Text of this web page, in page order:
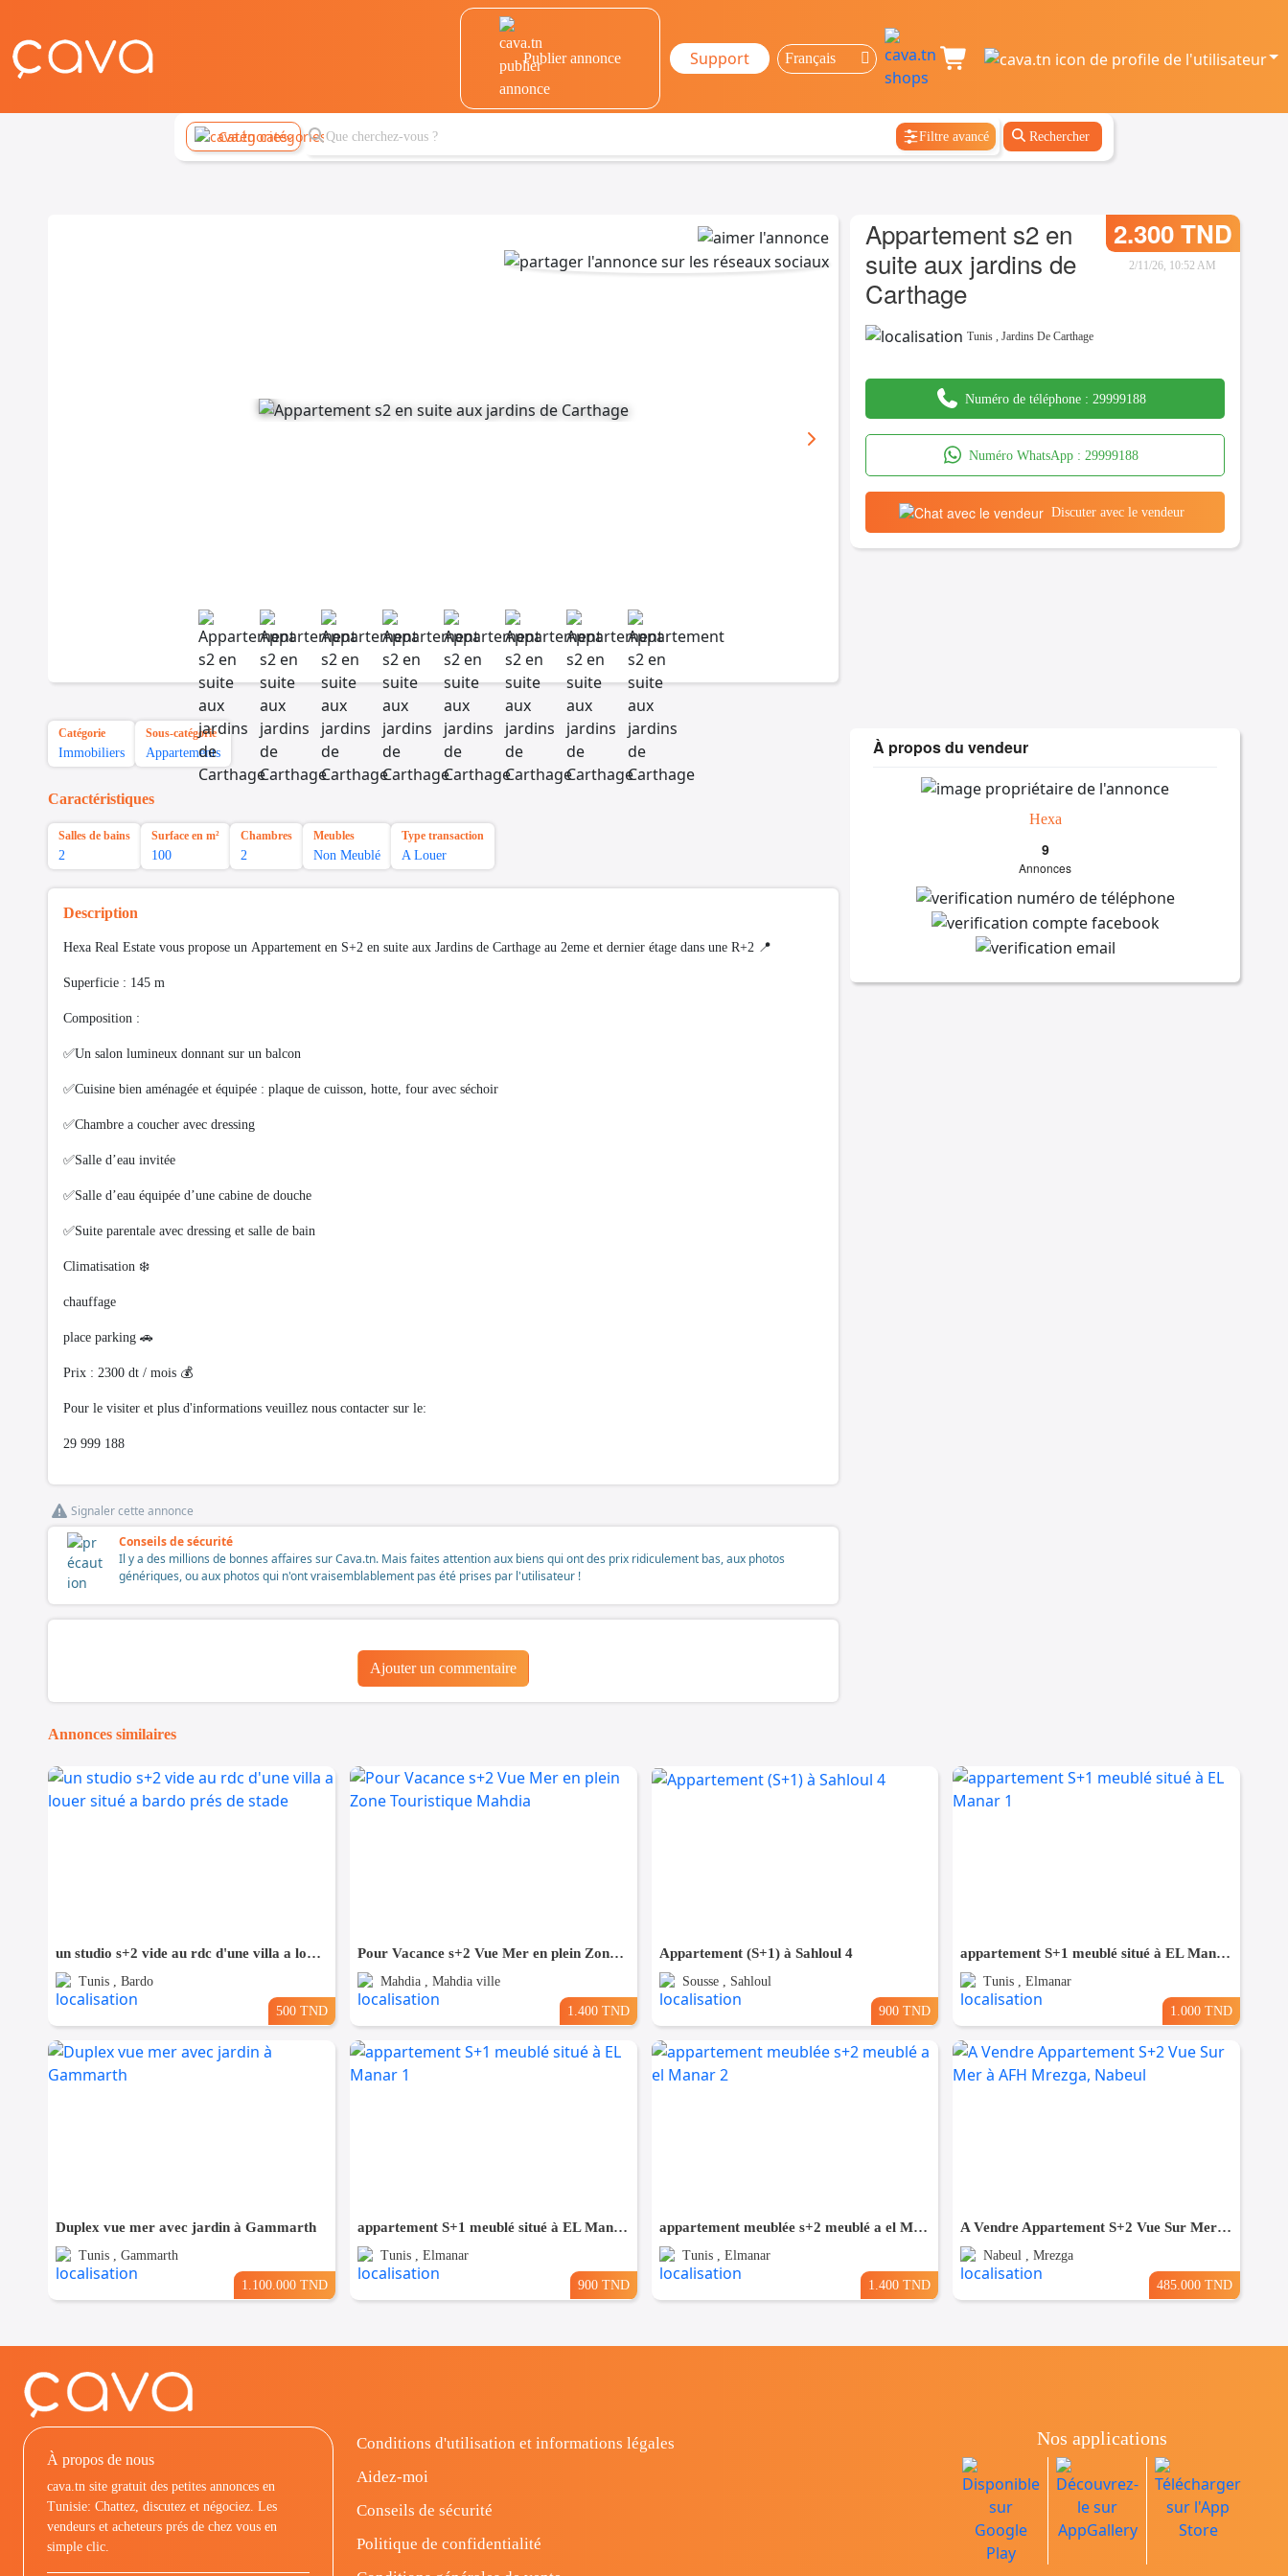
Publier annonce Support
Catégories Filtre avancé Rechercher
Appartement s2 en
suite aux jardins de
Carthage
2.300 TND
2/11/26, 10:52 AM
Tunis ,Jardins De Carthage
Numéro de téléphone : 29999188
Numéro WhatsApp : 29999188
Discuter avec le vendeur
Catégorie
Immobiliers
Sous-catégorie
Appartements
Caractéristiques
Salles de bains
2
Surface en m²
100
Chambres
2
Meubles
Non Meublé
Type transaction
A Louer
Description
Hexa Real Estate vous propose un Appartement en S+2 en suite aux Jardins de Carthage au 2eme et dernier étage dans une R+2 📍
Superficie : 145 m
Composition :
✅Un salon lumineux donnant sur un balcon
✅Cuisine bien aménagée et équipée : plaque de cuisson, hotte, four avec séchoir
✅Chambre a coucher avec dressing
✅Salle d’eau invitée
✅Salle d’eau équipée d’une cabine de douche
✅Suite parentale avec dressing et salle de bain
Climatisation ❄️
chauffage
place parking 🚗
Prix : 2300 dt / mois 💰
Pour le visiter et plus d'informations veuillez nous contacter sur le:
29 999 188
Signaler cette annonce
Conseils de sécurité
Il y a des millions de bonnes affaires sur Cava.tn. Mais faites attention aux biens qui ont des prix ridiculement bas, aux photos
génériques, ou aux photos qui n'ont vraisemblablement pas été prises par l'utilisateur !
Ajouter un commentaire
À propos du vendeur
Hexa
9
Annonces
Annonces similaires
un studio s+2 vide au rdc d'une villa a louer situé a bardo prés de stade
Tunis , Bardo
500 TND
Pour Vacance s+2 Vue Mer en plein Zone Touristique Mahdia
Mahdia , Mahdia ville
1.400 TND
Appartement (S+1) à Sahloul 4
Sousse , Sahloul
900 TND
appartement S+1 meublé situé à EL Manar 1
Tunis , Elmanar
1.000 TND
Duplex vue mer avec jardin à Gammarth
Tunis , Gammarth
1.100.000 TND
appartement S+1 meublé situé à EL Manar 1
Tunis , Elmanar
900 TND
appartement meublée s+2 meublé a el Manar 2
Tunis , Elmanar
1.400 TND
A Vendre Appartement S+2 Vue Sur Mer à AFH Mrezga, Nabeul
Nabeul , Mrezga
485.000 TND
À propos de nous
cava.tn site gratuit des petites annonces en
Tunisie: Chattez, discutez et négociez. Les
vendeurs et acheteurs prés de chez vous en
simple clic.
Conditions d'utilisation et informations légales
Aidez-moi
Conseils de sécurité
Politique de confidentialité
Nos applications